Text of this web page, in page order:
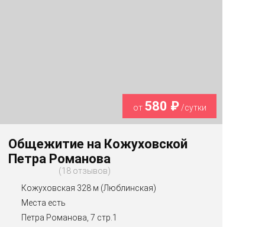
от 580 ₽/сутки
Общежитие на Кожуховской
Петра Романова
18 отзывов
Кожуховская 328 м (Люблинская)
Места есть
Петра Романова, 7 стр.1